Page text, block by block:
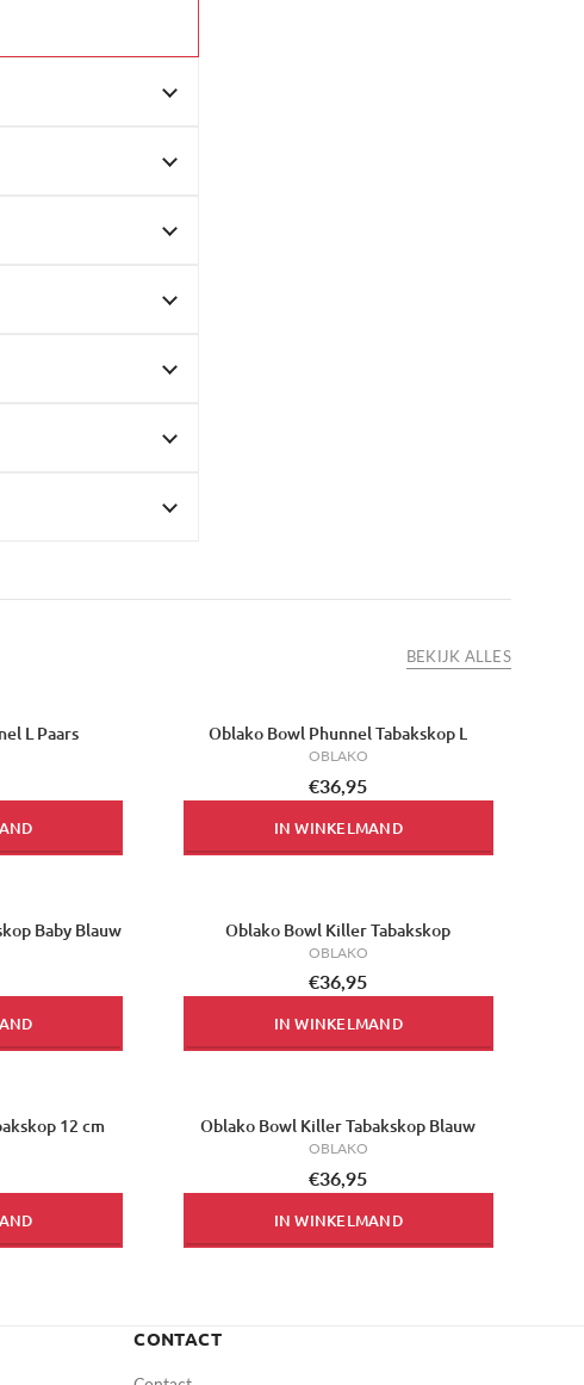
BEKIJK ALLES
L Paars Oblako Bowl Phunnel Tabakskop L
OBLAKO
€36,95
IN WINKELMAND
Baby Blauw Oblako Bowl Killer Tabakskop
OBLAKO
€36,95
IN WINKELMAND
12 cm Oblako Bowl Killer Tabakskop Blauw
OBLAKO
€36,95
IN WINKELMAND
CONTACT